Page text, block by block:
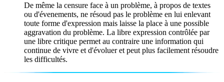
De même la censure face à un problème, à propos de textes
ou d'évenements, ne résoud pas le problème en lui enlevant
toute forme d'expression mais laisse la place à une possible
aggravation du problème. La libre expression contrôlée par
une libre critique permet au contraire une information qui
continue de vivre et d'évoluer et peut plus facilement résoudre
les difficultés.